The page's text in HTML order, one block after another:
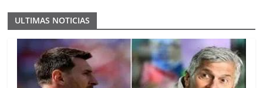
ULTIMAS NOTICIAS